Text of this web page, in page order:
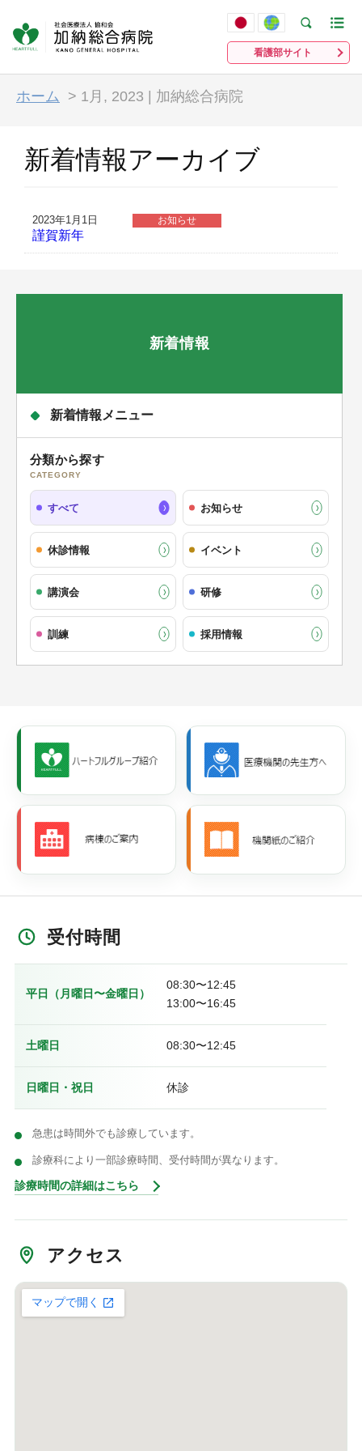
看護部サイト
ホーム > 1月, 2023 | 加納総合病院
新着情報アーカイブ
2023年1月1日 お知らせ
謹賀新年
新着情報
新着情報メニュー
分類から探す
CATEGORY
すべて お知らせ
休診情報 イベント
講演会 研修
訓練 採用情報
受付時間
平日（月曜日〜金曜日）
08:30〜12:45
13:00〜16:45
土曜日 08:30〜12:45
日曜日・祝日 休診
急患は時間外でも診療しています。
診療科により一部診療時間、受付時間が異なります。
診療時間の詳細はこちら
アクセス